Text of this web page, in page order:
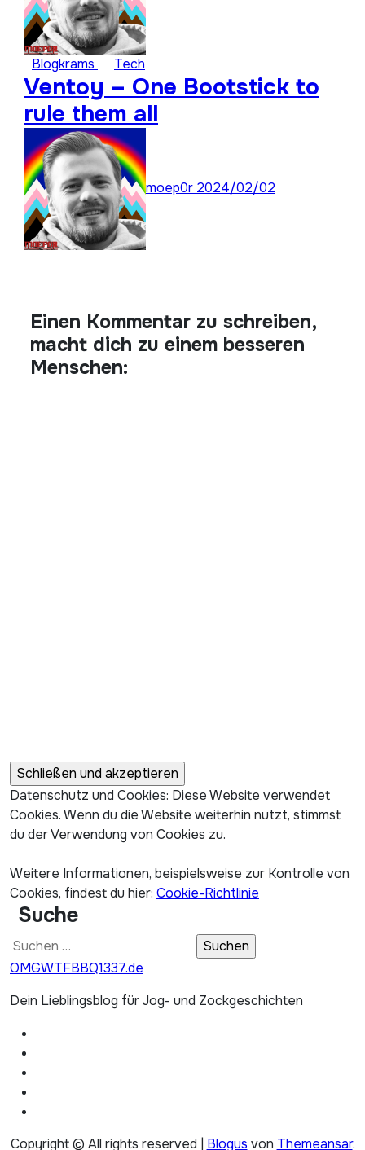
Blogkrams Tech
Ventoy – One Bootstick to
rule them all
moep0r 2024/02/02
Einen Kommentar zu schreiben,
macht dich zu einem besseren
Menschen:
Datenschutz und Cookies: Diese Website verwendet
Cookies. Wenn du die Website weiterhin nutzt, stimmst
du der Verwendung von Cookies zu.
Weitere Informationen, beispielsweise zur Kontrolle von
Cookies, findest du hier: Cookie-Richtlinie
Suche
Suchen
nach:
OMGWTFBBQ1337.de
Dein Lieblingsblog für Jog- und Zockgeschichten
Copyright © All rights reserved Blogus von Themeansar.